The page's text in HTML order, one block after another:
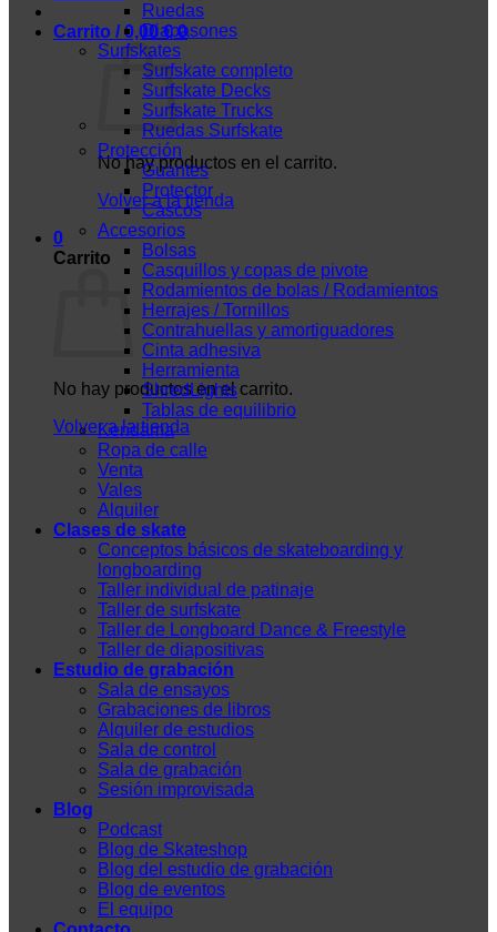
Carrito /0,00€ 0
No hay productos en el carrito.
Volver a la tienda
0
Carrito
No hay productos en el carrito.
Volver a la tienda
Ruedas
Diapasones
Surfskates
Surfskate completo
Surfskate Decks
Surfskate Trucks
Ruedas Surfskate
Protección
Guantes
Protector
Cascos
Accesorios
Bolsas
Casquillos y copas de pivote
Rodamientos de bolas / Rodamientos
Herrajes / Tornillos
Contrahuellas y amortiguadores
Cinta adhesiva
Herramienta
ShredLights
Tablas de equilibrio
Kendama
Ropa de calle
Venta
Vales
Alquiler
Clases de skate
Conceptos básicos de skateboarding y
longboarding
Taller individual de patinaje
Taller de surfskate
Taller de Longboard Dance & Freestyle
Taller de diapositivas
Estudio de grabación
Sala de ensayos
Grabaciones de libros
Alquiler de estudios
Sala de control
Sala de grabación
Sesión improvisada
Blog
Podcast
Blog de Skateshop
Blog del estudio de grabación
Blog de eventos
El equipo